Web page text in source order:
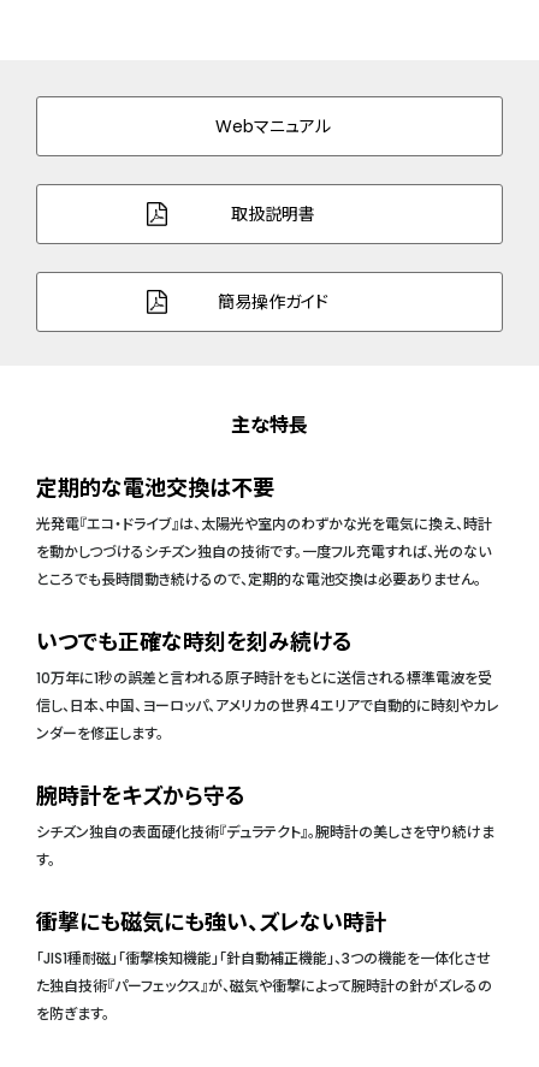
Webマニュアル
取扱説明書
簡易操作ガイド
主な特長
定期的な電池交換は不要
光発電『エコ・ドライブ』は、太陽光や室内のわずかな光を電気に換え、時計
を動かしつづけるシチズン独自の技術です。一度フル充電すれば、光のない
ところでも長時間動き続けるので、定期的な電池交換は必要ありません。
いつでも正確な時刻を刻み続ける
10万年に1秒の誤差と言われる原子時計をもとに送信される標準電波を受
信し、日本、中国、ヨーロッパ、アメリカの世界4エリアで自動的に時刻やカレ
ンダーを修正します。
腕時計をキズから守る
シチズン独自の表面硬化技術『デュラテクト』。腕時計の美しさを守り続けま
す。
衝撃にも磁気にも強い、ズレない時計
「JIS1種耐磁」「衝撃検知機能」「針自動補正機能」、3つの機能を一体化させ
た独自技術『パーフェックス』が、磁気や衝撃によって腕時計の針がズレるの
を防ぎます。